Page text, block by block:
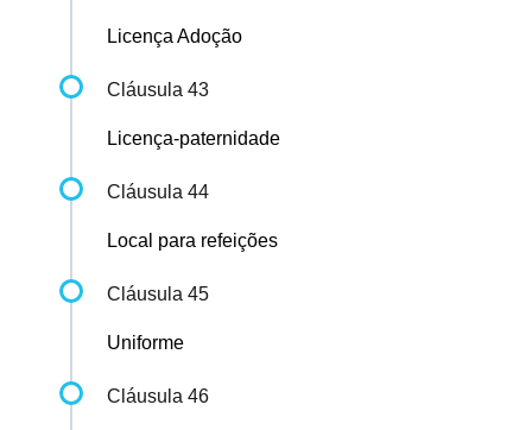
Licença Adoção
Cláusula 43
Licença-paternidade
Cláusula 44
Local para refeições
Cláusula 45
Uniforme
Cláusula 46